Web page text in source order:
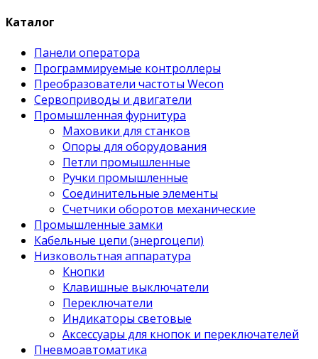
Каталог
Панели оператора
Программируемые контроллеры
Преобразователи частоты Wecon
Сервоприводы и двигатели
Промышленная фурнитура
Маховики для станков
Опоры для оборудования
Петли промышленные
Ручки промышленные
Соединительные элементы
Счетчики оборотов механические
Промышленные замки
Кабельные цепи (энергоцепи)
Низковольтная аппаратура
Кнопки
Клавишные выключатели
Переключатели
Индикаторы световые
Аксессуары для кнопок и переключателей
Пневмоавтоматика